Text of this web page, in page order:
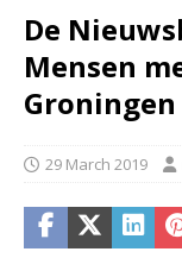
De
Mensen
29 March 2019